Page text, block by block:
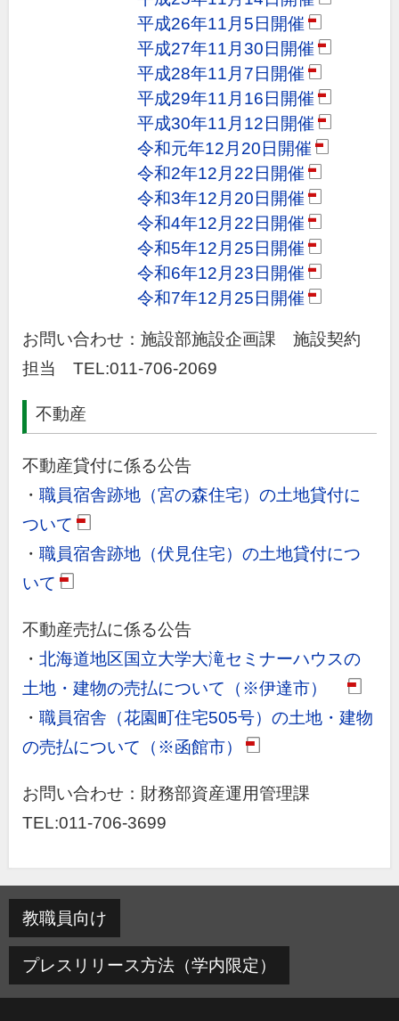
平成26年11月5日開催 (PDF)
平成27年11月30日開催 (PDF)
平成28年11月7日開催 (PDF)
平成29年11月16日開催 (PDF)
平成30年11月12日開催 (PDF)
令和元年12月20日開催 (PDF)
令和2年12月22日開催 (PDF)
令和3年12月20日開催 (PDF)
令和4年12月22日開催 (PDF)
令和5年12月25日開催 (PDF)
令和6年12月23日開催 (PDF)
令和7年12月25日開催 (PDF)
お問い合わせ：施設部施設企画課 施設契約
担当 TEL:011-706-2069
不動産
不動産貸付に係る公告
・ 職員宿舎跡地（宮の森住宅）の土地貸付に
ついて
・ 職員宿舎跡地（伏見住宅）の土地貸付につ
いて
不動産売払に係る公告
・ 北海道地区国立大学大滝セミナーハウスの
土地・建物の売払について（※伊達市）
(PDF)
・ 職員宿舎（花園町住宅505号）の土地・建物
の売払について（※函館市）
(PDF)
お問い合わせ：財務部資産運用管理課
TEL:011-706-3699
教職員向け
プレスリリース方法（学内限定）